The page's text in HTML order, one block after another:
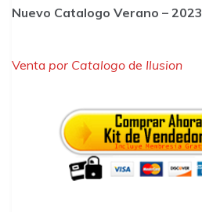
Nuevo Catalogo Verano – 2023
Venta por Catalogo de Ilusion